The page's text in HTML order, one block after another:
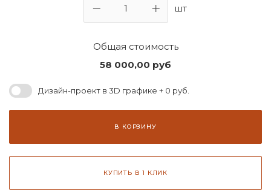
шт
Общая стоимость
58 000,00 руб
Дизайн-проект в 3D графике + 0 руб.
В КОРЗИНУ
КУПИТЬ В 1 КЛИК